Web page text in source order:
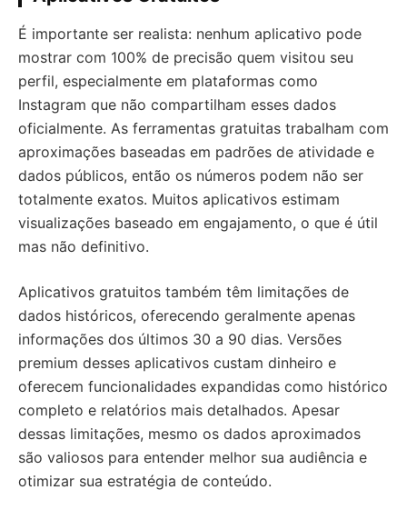
É importante ser realista: nenhum aplicativo pode
mostrar com 100% de precisão quem visitou seu
perfil, especialmente em plataformas como
Instagram que não compartilham esses dados
oficialmente. As ferramentas gratuitas trabalham com
aproximações baseadas em padrões de atividade e
dados públicos, então os números podem não ser
totalmente exatos. Muitos aplicativos estimam
visualizações baseado em engajamento, o que é útil
mas não definitivo.
Aplicativos gratuitos também têm limitações de
dados históricos, oferecendo geralmente apenas
informações dos últimos 30 a 90 dias. Versões
premium desses aplicativos custam dinheiro e
oferecem funcionalidades expandidas como histórico
completo e relatórios mais detalhados. Apesar
dessas limitações, mesmo os dados aproximados
são valiosos para entender melhor sua audiência e
otimizar sua estratégia de conteúdo.